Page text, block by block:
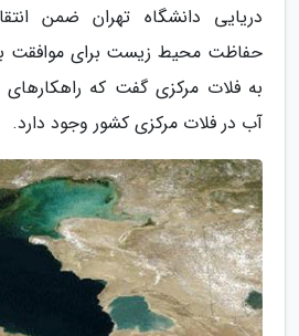
دریایی دانشگاه تهران ضمن
حفاظت محیط زیست برای موافقت
به فلات مرکزی گفت که
آب در فلات مرکزی کشور وجود دارد.